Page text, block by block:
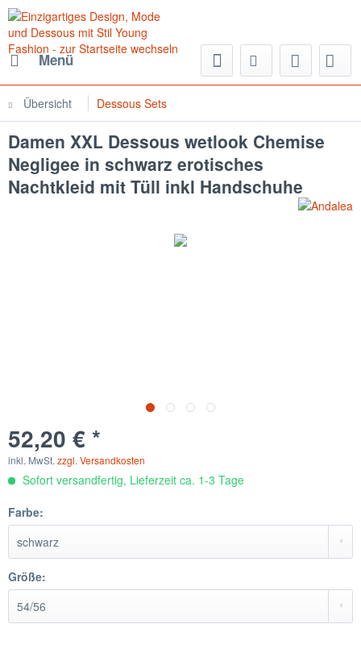
Menü
Übersicht Dessous Sets
Damen XXL Dessous wetlook Chemise
Negligee in schwarz erotisches
Nachtkleid mit Tüll inkl Handschuhe
52,20 € *
inkl. MwSt. zzgl. Versandkosten
Sofort versandfertig, Lieferzeit ca. 1-3 Tage
Farbe:
Größe: